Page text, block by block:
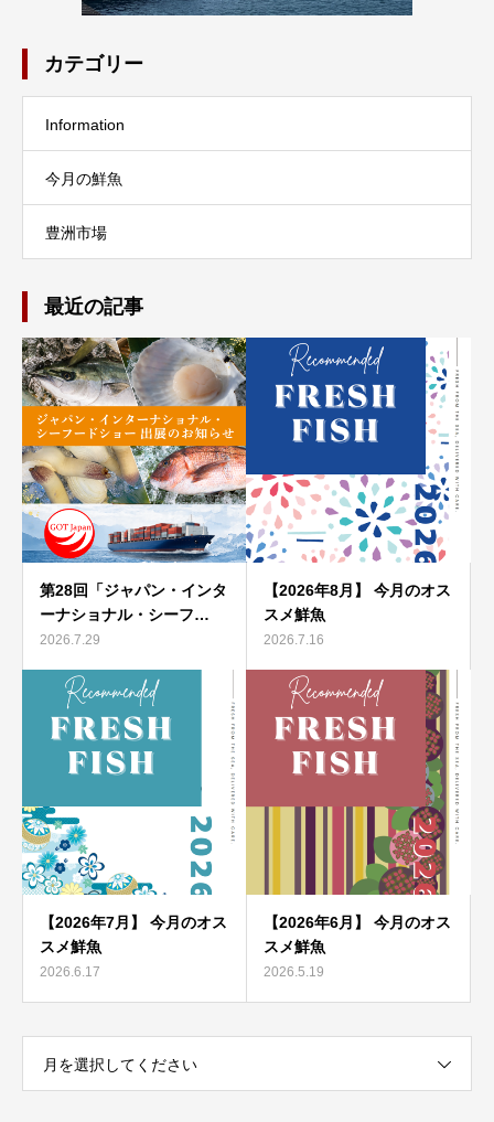
カテゴリー
Information
今月の鮮魚
豊洲市場
最近の記事
第28回「ジャパン・インタ
ーナショナル・シーフ…
2026.7.29
【2026年8月】 今月のオス
スメ鮮魚
2026.7.16
【2026年7月】 今月のオス
スメ鮮魚
2026.6.17
【2026年6月】 今月のオス
スメ鮮魚
2026.5.19
月を選択してください